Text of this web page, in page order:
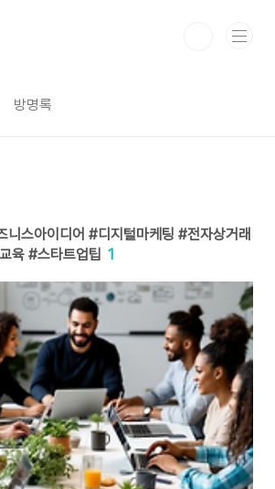
방명록
니스아이디어 #디지털마케팅 #전자상거래
육 #스타트업팁 1